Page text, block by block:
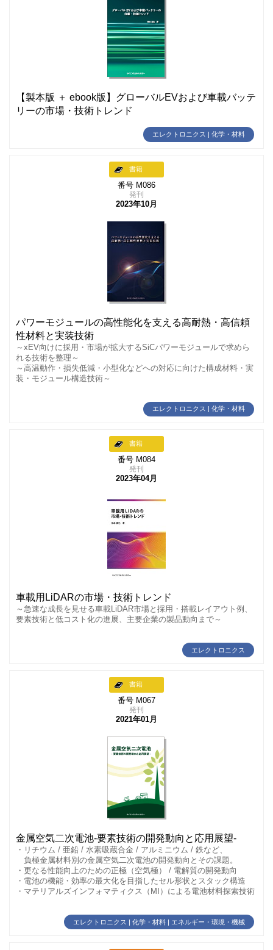
【製本版 ＋ ebook版】グローバルEVおよび車載バッテ
リーの市場・技術トレンド
エレクトロニクス | 化学・材料
書籍
番号 M086
発刊
2023年10月
パワーモジュールの高性能化を支える高耐熱・高信頼
性材料と実装技術
～xEV向けに採用・市場が拡大するSiCパワーモジュールで求めら
れる技術を整理～
～高温動作・損失低減・小型化などへの対応に向けた構成材料・実
装・モジュール構造技術～
エレクトロニクス | 化学・材料
書籍
番号 M084
発刊
2023年04月
車載用LiDARの市場・技術トレンド
～急速な成長を見せる車載LiDAR市場と採用・搭載レイアウト例、
要素技術と低コスト化の進展、主要企業の製品動向まで～
エレクトロニクス
書籍
番号 M067
発刊
2021年01月
金属空気二次電池-要素技術の開発動向と応用展望-
・リチウム / 亜鉛 / 水素吸蔵合金 / アルミニウム / 鉄など、
負極金属材料別の金属空気二次電池の開発動向とその課題。
・更なる性能向上のための正極（空気極） / 電解質の開発動向
・電池の機能・効率の最大化を目指したセル形状とスタック構造
・マテリアルズインフォマティクス（MI）による電池材料探索技術
エレクトロニクス | 化学・材料 | エネルギー・環境・機械